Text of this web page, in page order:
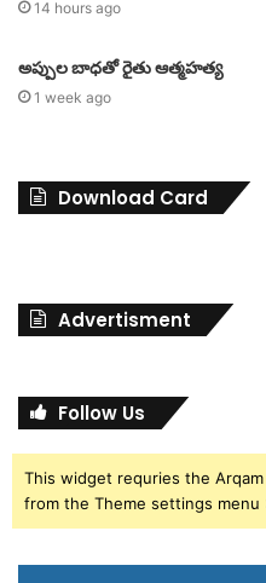
14 hours ago
అప్పుల బాధతో రైతు ఆత్మహత్య
1 week ago
Download Card
Advertisment
Follow Us
This widget requries the
from the Theme settings menu